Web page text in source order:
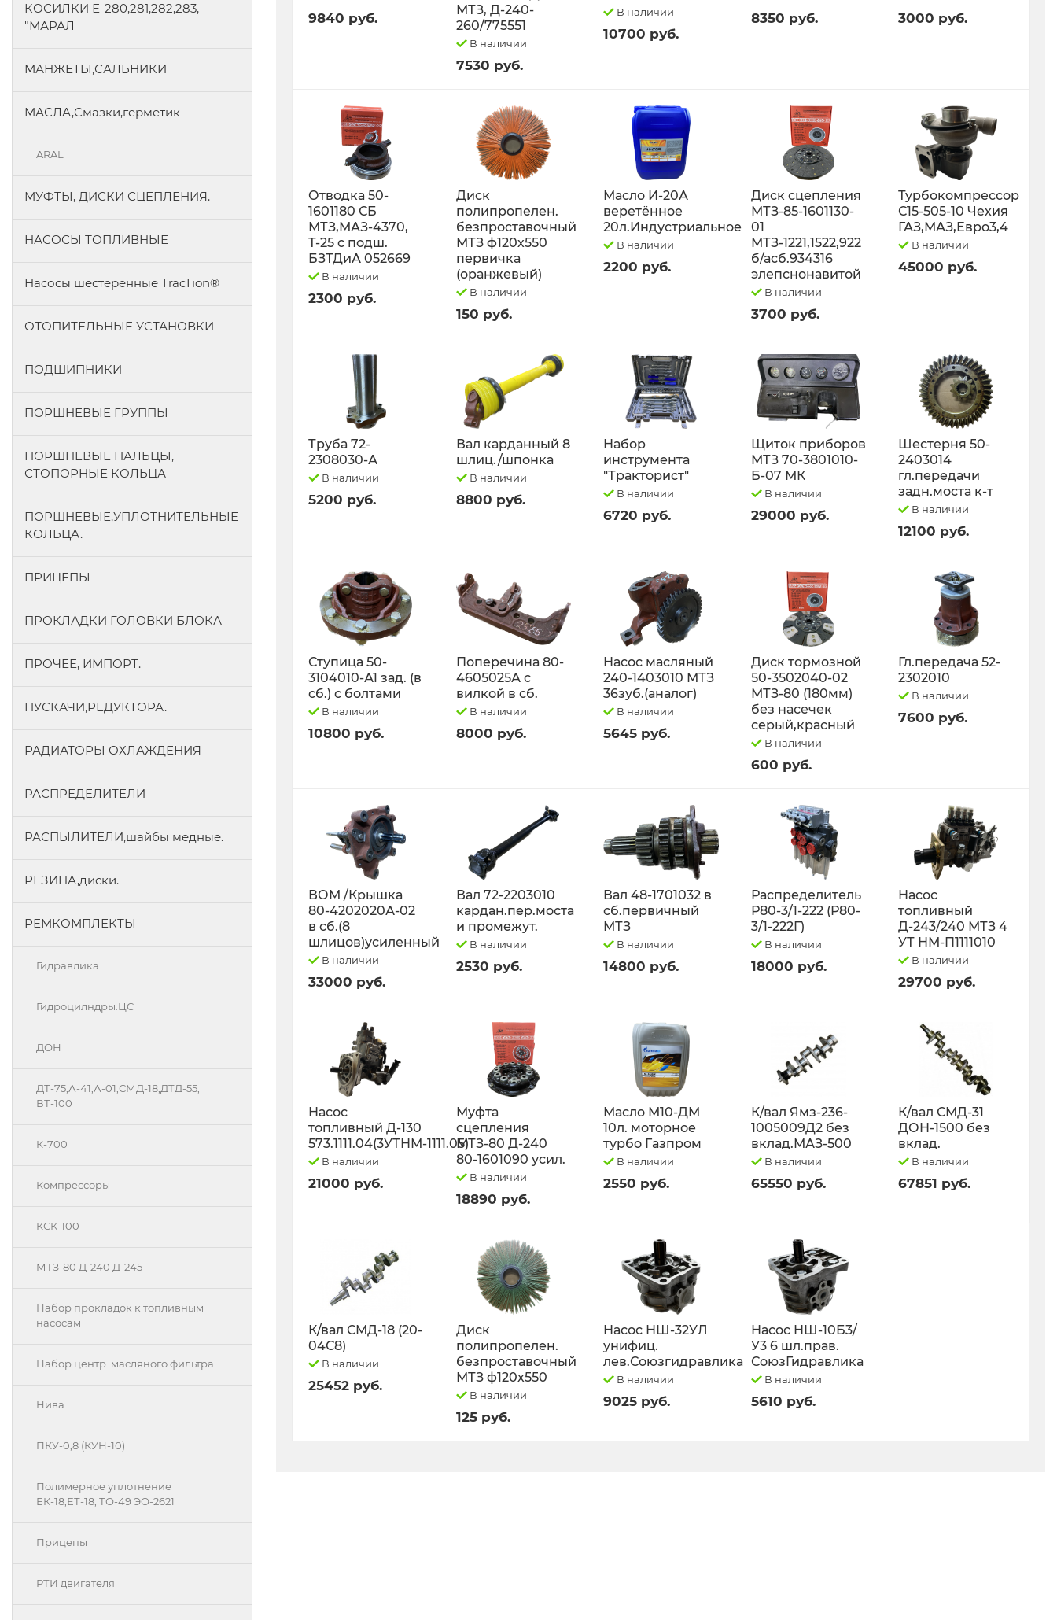
КОСИЛКИ Е-280,281,282,283,
"МАРАЛ
МАНЖЕТЫ,САЛЬНИКИ
МАСЛА,Смазки,герметик
ARAL
МУФТЫ, ДИСКИ СЦЕПЛЕНИЯ.
НАСОСЫ ТОПЛИВНЫЕ
Насосы шестеренные TracTion®
ОТОПИТЕЛЬНЫЕ УСТАНОВКИ
ПОДШИПНИКИ
ПОРШНЕВЫЕ ГРУППЫ
ПОРШНЕВЫЕ ПАЛЬЦЫ,
СТОПОРНЫЕ КОЛЬЦА
ПОРШНЕВЫЕ,УПЛОТНИТЕЛЬНЫЕ
КОЛЬЦА.
ПРИЦЕПЫ
ПРОКЛАДКИ ГОЛОВКИ БЛОКА
ПРОЧЕЕ, ИМПОРТ.
ПУСКАЧИ,РЕДУКТОРА.
РАДИАТОРЫ ОХЛАЖДЕНИЯ
РАСПРЕДЕЛИТЕЛИ
РАСПЫЛИТЕЛИ,шайбы медные.
РЕЗИНА,диски.
РЕМКОМПЛЕКТЫ
Гидравлика
Гидроцилндры.ЦС
ДОН
ДТ-75,А-41,А-01,СМД-18,ДТД-55,
ВТ-100
К-700
Компрессоры
КСК-100
МТЗ-80 Д-240 Д-245
Набор прокладок к топливным
насосам
Набор центр. масляного фильтра
Нива
ПКУ-0,8 (КУН-10)
Полимерное уплотнение
ЕК-18,ЕТ-18, ТО-49 ЭО-2621
Прицепы
РТИ двигателя
9840 руб.
МТЗ, Д-240-
260/775551
В наличии
7530 руб.
В наличии
10700 руб.
8350 руб. 3000 руб.
Отводка 50-
1601180 СБ
МТЗ,МАЗ-4370,
Т-25 с подш.
БЗТДиА 052669
В наличии
2300 руб.
Диск
полипропелен.
безпроставочный
МТЗ ф120х550
первичка
(оранжевый)
В наличии
150 руб.
Масло И-20А
веретённое
20л.Индустриальное
В наличии
2200 руб.
Диск сцепления
МТЗ-85-1601130-
01
МТЗ-1221,1522,922
б/асб.934316
элепснонавитой
В наличии
3700 руб.
Турбокомпрессор
С15-505-10 Чехия
ГАЗ,МАЗ,Евро3,4
В наличии
45000 руб.
Труба 72-
2308030-А
В наличии
5200 руб.
Вал карданный 8
шлиц./шпонка
В наличии
8800 руб.
Набор
инструмента
"Тракторист"
В наличии
6720 руб.
Щиток приборов
МТЗ 70-3801010-
Б-07 МК
В наличии
29000 руб.
Шестерня 50-
2403014
гл.передачи
задн.моста к-т
В наличии
12100 руб.
Ступица 50-
3104010-А1 зад. (в
сб.) с болтами
В наличии
10800 руб.
Поперечина 80-
4605025А с
вилкой в сб.
В наличии
8000 руб.
Насос масляный
240-1403010 МТЗ
36зуб.(аналог)
В наличии
5645 руб.
Диск тормозной
50-3502040-02
МТЗ-80 (180мм)
без насечек
серый,красный
В наличии
600 руб.
Гл.передача 52-
2302010
В наличии
7600 руб.
ВОМ /Крышка
80-4202020А-02
в сб.(8
шлицов)усиленный
В наличии
33000 руб.
Вал 72-2203010
кардан.пер.моста
и промежут.
В наличии
2530 руб.
Вал 48-1701032 в
сб.первичный
МТЗ
В наличии
14800 руб.
Распределитель
Р80-3/1-222 (Р80-
3/1-222Г)
В наличии
18000 руб.
Насос
топливный
Д-243/240 МТЗ 4
УТ НМ-П1111010
В наличии
29700 руб.
Насос
топливный Д-130
573.1111.04(3УТНМ-1111.05)
В наличии
21000 руб.
Муфта
сцепления
МТЗ-80 Д-240
80-1601090 усил.
В наличии
18890 руб.
Масло М10-ДМ
10л. моторное
турбо Газпром
В наличии
2550 руб.
К/вал Ямз-236-
1005009Д2 без
вклад.МАЗ-500
В наличии
65550 руб.
К/вал СМД-31
ДОН-1500 без
вклад.
В наличии
67851 руб.
К/вал СМД-18 (20-
04С8)
В наличии
25452 руб.
Диск
полипропелен.
безпроставочный
МТЗ ф120х550
В наличии
125 руб.
Насос НШ-32УЛ
унифиц.
лев.Союзгидравлика
В наличии
9025 руб.
Насос НШ-10Б3/
У3 6 шл.прав.
СоюзГидравлика
В наличии
5610 руб.